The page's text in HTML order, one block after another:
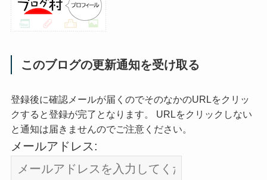
このブログの更新通知を受け取る
登録後に確認メールが届くのでそのなかのURLをクリッ
クすると登録が完了となります。 URLをクリックしない
と通知は届きませんのでご注意ください。
メールアドレス: